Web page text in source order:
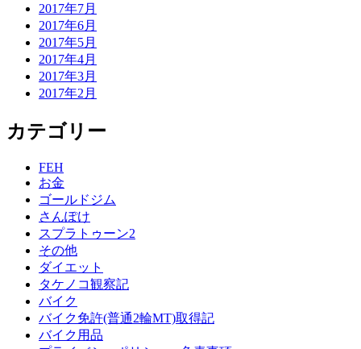
2017年7月
2017年6月
2017年5月
2017年4月
2017年3月
2017年2月
カテゴリー
FEH
お金
ゴールドジム
さんぽけ
スプラトゥーン2
その他
ダイエット
タケノコ観察記
バイク
バイク免許(普通2輪MT)取得記
バイク用品